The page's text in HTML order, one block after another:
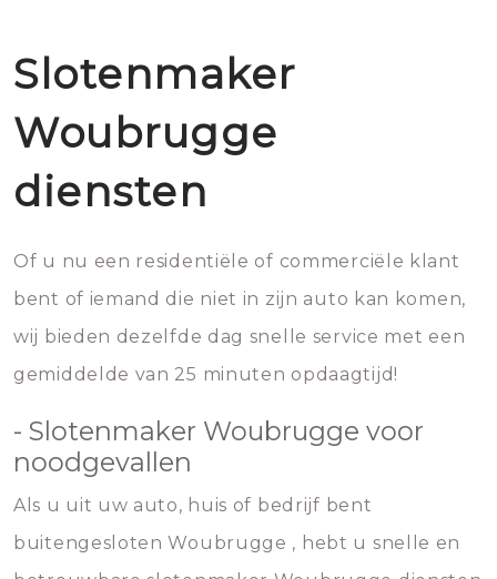
Slotenmaker
Woubrugge
diensten
Of u nu een residentiële of commerciële klant
bent of iemand die niet in zijn auto kan komen,
wij bieden dezelfde dag snelle service met een
gemiddelde van 25 minuten opdaagtijd!
- Slotenmaker Woubrugge voor
noodgevallen
Als u uit uw auto, huis of bedrijf bent
buitengesloten Woubrugge , hebt u snelle en